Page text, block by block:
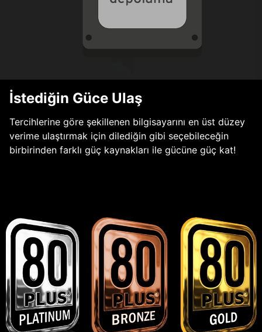
İstediğin Güce Ulaş
Tercihlerine göre şekillenen bilgisayarını en üst düzey
verime ulaştırmak için dilediğin gibi seçebileceğin
birbirinden farklı güç kaynakları ile gücüne güç kat!